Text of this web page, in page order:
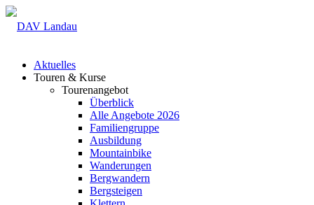
Aktuelles
Touren & Kurse
Tourenangebot
Überblick
Alle Angebote 2026
Familiengruppe
Ausbildung
Mountainbike
Wanderungen
Bergwandern
Bergsteigen